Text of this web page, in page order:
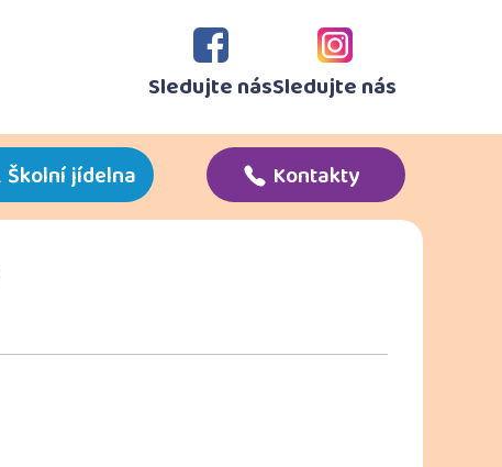
Sledujte násSledujte nás
Školní jídelna Kontakty